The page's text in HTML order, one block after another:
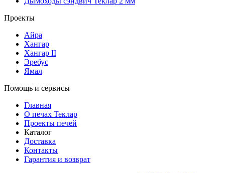
Проекты
Айра
Хангар
Хангар II
Эребус
Ямал
Помощь и сервисы
Главная
О печах Теклар
Проекты печей
Каталог
Доставка
Контакты
Гарантия и возврат